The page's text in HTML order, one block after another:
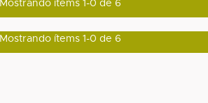
Mostrando ítems 1-0 de 6
Mostrando ítems 1-0 de 6